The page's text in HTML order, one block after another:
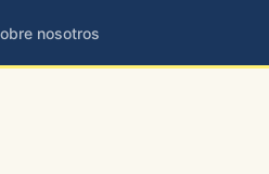
nosotros